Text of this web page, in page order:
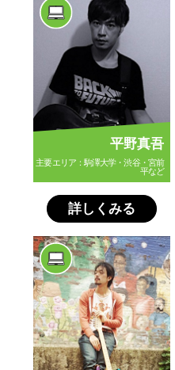
平野真吾
主要エリア：駒澤大学・渋谷・宮前
平など
詳しくみる